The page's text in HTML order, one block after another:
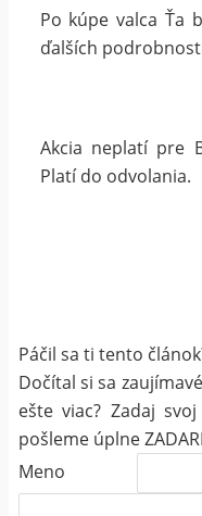
Po kúpe valca Ťa
ďalších
Akcia neplatí pre
Platí do odvolania.
Páčil sa ti tento
Dočítal si sa
ešte viac? Zadaj
pošleme úplne
Meno